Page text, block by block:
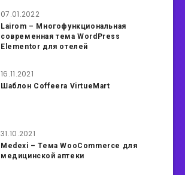
07.01.2022
Lairom – Многофункциональная
современная тема WordPress
Elementor для отелей
16.11.2021
Шаблон Coffeera VirtueMart
31.10.2021
Medexi – Тема WooCommerce для
медицинской аптеки